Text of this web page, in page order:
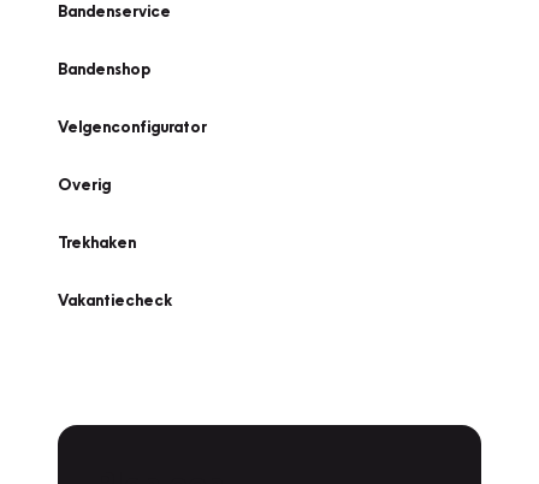
Bandenservice
Bandenshop
Velgenconfigurator
Overig
Trekhaken
Vakantiecheck